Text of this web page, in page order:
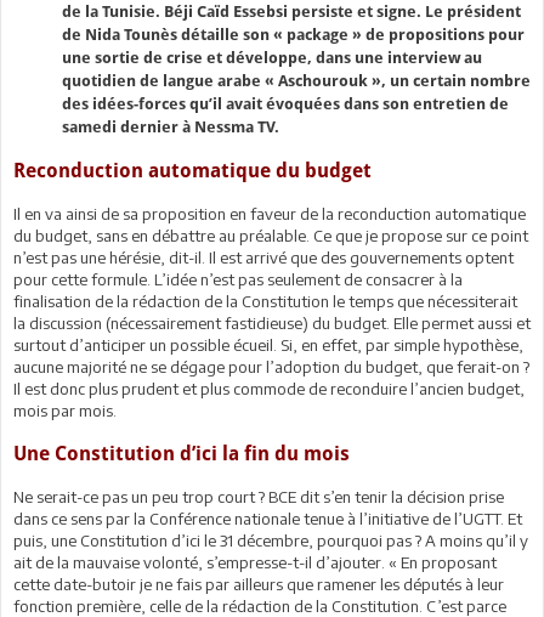
de la Tunisie. Béji Caïd Essebsi persiste et signe. Le président
de Nida Tounès détaille son « package » de propositions pour
une sortie de crise et développe, dans une interview au
quotidien de langue arabe « Aschourouk », un certain nombre
des idées-forces qu’il avait évoquées dans son entretien de
samedi dernier à Nessma TV.
Reconduction automatique du budget
Il en va ainsi de sa proposition en faveur de la reconduction automatique
du budget, sans en débattre au préalable. Ce que je propose sur ce point
n’est pas une hérésie, dit-il. Il est arrivé que des gouvernements optent
pour cette formule. L’idée n’est pas seulement de consacrer à la
finalisation de la rédaction de la Constitution le temps que nécessiterait
la discussion (nécessairement fastidieuse) du budget. Elle permet aussi et
surtout d’anticiper un possible écueil. Si, en effet, par simple hypothèse,
aucune majorité ne se dégage pour l’adoption du budget, que ferait-on ?
Il est donc plus prudent et plus commode de reconduire l’ancien budget,
mois par mois.
Une Constitution d’ici la fin du mois
Ne serait-ce pas un peu trop court ? BCE dit s’en tenir la décision prise
dans ce sens par la Conférence nationale tenue à l’initiative de l’UGTT. Et
puis, une Constitution d’ici le 31 décembre, pourquoi pas ? A moins qu’il y
ait de la mauvaise volonté, s’empresse-t-il d’ajouter. « En proposant
cette date-butoir je ne fais par ailleurs que ramener les députés à leur
fonction première, celle de la rédaction de la Constitution. C’est parce